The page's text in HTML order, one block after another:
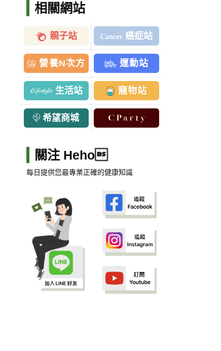
相關網站
親子站 癌症站
營養N次方 運動站
生活站 寵物站
希望商城
關注 Heho
每日提供您最專業正確的健康知識